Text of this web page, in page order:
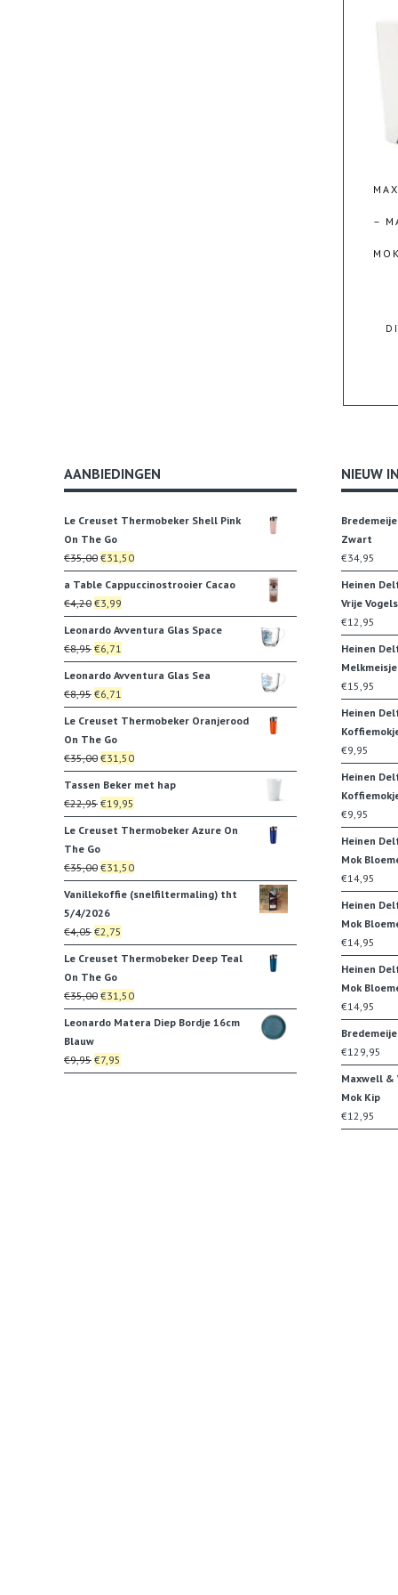
–
AANBIEDINGEN
Le Creuset Thermobeker Shell Pink
On The Go
€35,00 Oorspronkelijke
prijs
was:
€35,00.
€31,50Huidige
prijs
€31,50.
a Table Cappuccinostrooier Cacao
€4,20 Oorspronkelijke
prijs
was:
€4,20.
€3,99
prijs
is:
€3,99.
Leonardo Avventura Glas Space
€8,95 Oorspronkelijke
prijs
was:
€8,95.
€6,71
prijs
is:
€6,71.
Leonardo Avventura Glas Sea
€8,95 Oorspronkelijke
prijs
€8,95.
€6,71
prijs
€6,71.
Le Creuset Thermobeker Oranjerood
On The Go
€35,00 Oorspronkelijke
prijs
was:
€35,00.
€31,50Huidige
prijs
is:
€31,50.
Tassen Beker met hap
€22,95 Oorspronkelijke
prijs
€22,95.
€19,95
prijs
€19,95.
Le Creuset Thermobeker Azure On
The Go
€35,00 Oorspronkelijke
prijs
€35,00.
€31,50Huidige
prijs
Vanillekoffie (snelfiltermaling) tht
5/4/2026
€4,05 Oorspronkelijke
prijs
€4,05.
€2,75
prijs
€2,75.
Le Creuset Thermobeker Deep Teal
On The Go
€35,00 Oorspronkelijke
prijs
€35,00.
€31,50Huidige
prijs
Leonardo Matera Diep Bordje 16cm
Blauw
€9,95 Oorspronkelijke
prijs
€7,95
prijs
NIEUW
Zwart
€34,95
Heinen
Vrije Vogels
€12,95
Heinen
Melkmeisje
€15,95
Heinen
€9,95
Heinen
€9,95
Heinen
Mok
€14,95
Heinen
Mok
€14,95
Heinen
Mok
€14,95
€129,95
Maxwell &
Mok Kip
€12,95